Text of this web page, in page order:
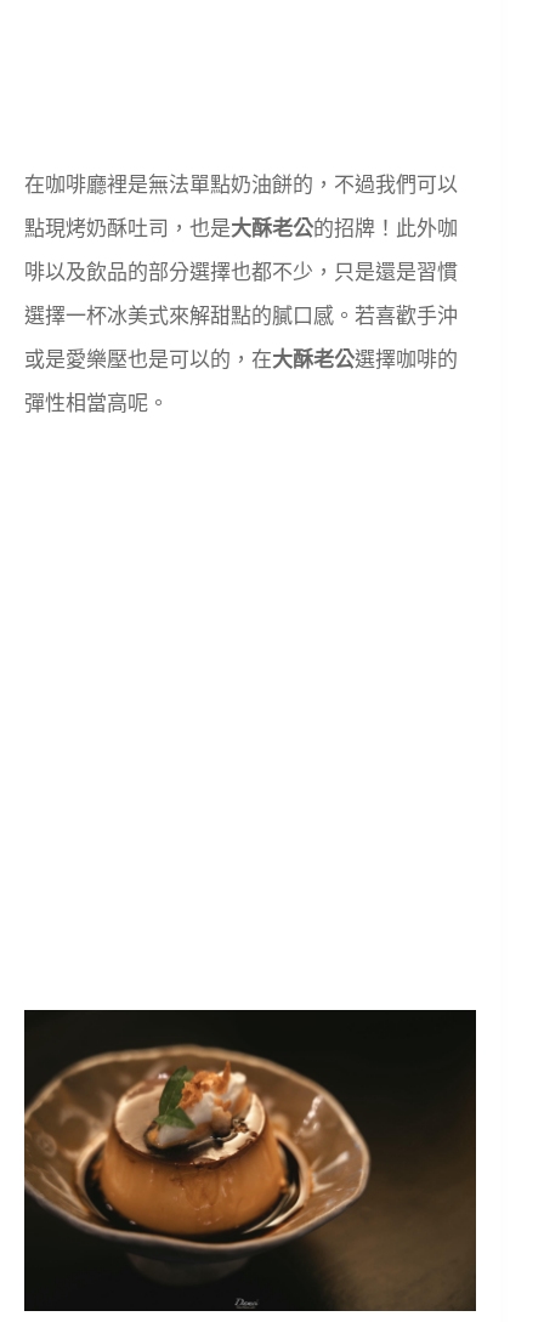
在咖啡廳裡是無法單點奶油餅的，不過我們可以
點現烤奶酥吐司，也是大酥老公的招牌！此外咖
啡以及飲品的部分選擇也都不少，只是還是習慣
選擇一杯冰美式來解甜點的膩口感。若喜歡手沖
或是愛樂壓也是可以的，在大酥老公選擇咖啡的
彈性相當高呢。